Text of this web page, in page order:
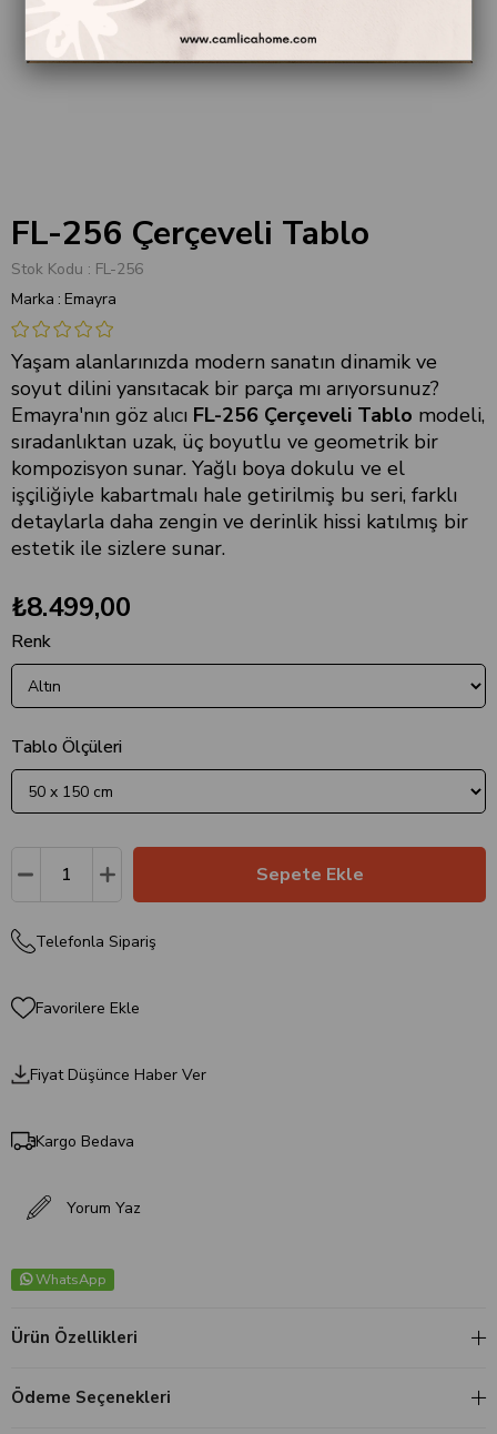
FL-256 Çerçeveli Tablo
Stok Kodu
FL-256
Marka : Emayra
Yaşam alanlarınızda modern sanatın dinamik ve
soyut dilini yansıtacak bir parça mı arıyorsunuz?
Emayra'nın göz alıcı FL-256 Çerçeveli Tablo modeli,
sıradanlıktan uzak, üç boyutlu ve geometrik bir
kompozisyon sunar. Yağlı boya dokulu ve el
işçiliğiyle kabartmalı hale getirilmiş bu seri, farklı
detaylarla daha zengin ve derinlik hissi katılmış bir
estetik ile sizlere sunar.
₺8.499,00
Renk
Tablo Ölçüleri
Telefonla Sipariş
Favorilere Ekle
Fiyat Düşünce Haber Ver
Kargo Bedava
Yorum Yaz
WhatsApp
Ürün Özellikleri
Ödeme Seçenekleri